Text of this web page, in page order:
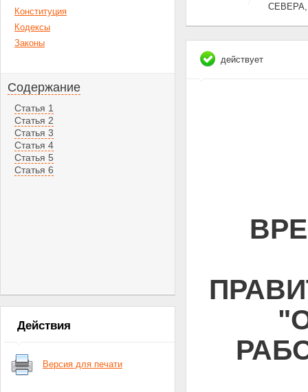
Конституция
Кодексы
Законы
Содержание
Статья 1
Статья 2
Статья 3
Статья 4
Статья 5
Статья 6
Действия
Версия для печати
действует